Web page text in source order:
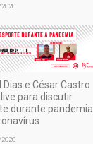
Dias e César Castro
para discutir
durante pandemia